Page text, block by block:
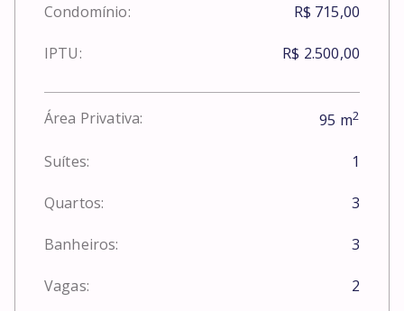
Condomínio: R$ 715,00
IPTU: R$ 2.500,00
Área Privativa: 95 m2
Suítes: 1
Quartos: 3
Banheiros: 3
Vagas: 2